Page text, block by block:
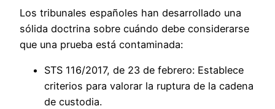
Los tribunales españoles han desarrollado una
sólida doctrina sobre cuándo debe considerarse
que una prueba está contaminada:
STS 116/2017, de 23 de febrero: Establece
criterios para valorar la ruptura de la cadena
de custodia.